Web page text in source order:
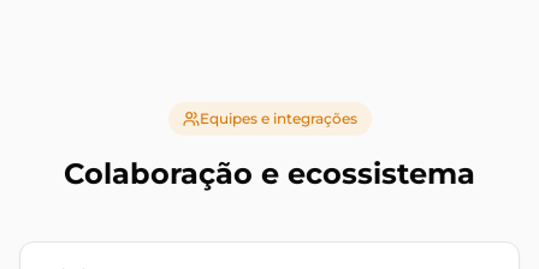
Equipes e integrações
Colaboração e ecossistema